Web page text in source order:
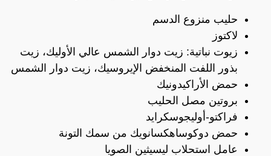
حليب منزوع الدسم
لاكتوز
زيوت نباتية: زيت دوار الشمس عالي الأوليك، زيت
بذور اللفت المنخفض الإيروسيك، زيت دوار الشمس
حمض الأراكيدونيك
بروتين مصل الحليب
فراكتو-أوليجوسكرايد
حمض دوكوساهكسانويك من سمك التونة
عامل استحلاب ليسيثين الصويا